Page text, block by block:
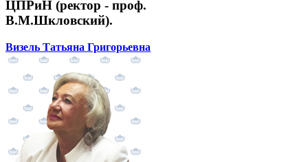
ЦПРиН (ректор - проф.
В.М.Шкловский).
Визель Татьяна Григорьевна